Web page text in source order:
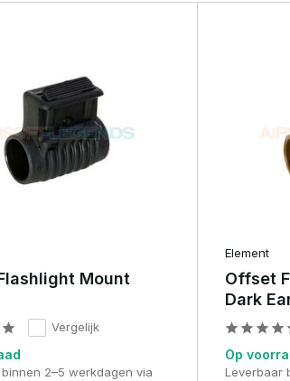
belangrijk?
zeker bij snelle bewegingen of bij
Mount
Vergelijk
2–5 werkdagen via
Element
Offset
Dark
Op
Leverbaar